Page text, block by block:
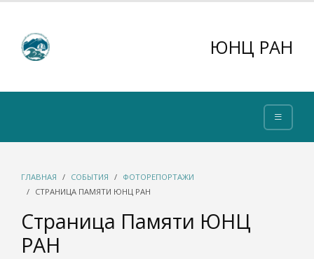
ЮНЦ РАН
ГЛАВНАЯ СОБЫТИЯ
ФОТОРЕПОРТАЖИ
СТРАНИЦА ПАМЯТИ ЮНЦ РАН
Страница Памяти ЮНЦ
РАН